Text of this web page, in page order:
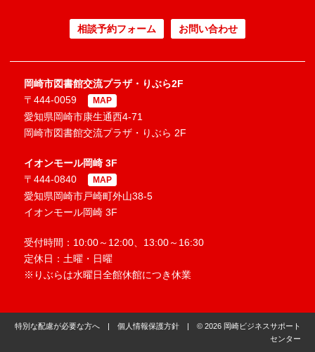
相談予約フォーム お問い合わせ
岡崎市図書館交流プラザ・りぶら2F
〒444-0059
MAP
愛知県岡崎市康生通西4-71
岡崎市図書館交流プラザ・りぶら 2F
イオンモール岡崎 3F
〒444-0840
MAP
愛知県岡崎市戸崎町外山38-5
イオンモール岡崎 3F
受付時間：10:00～12:00、13:00～16:30
定休日：土曜・日曜
※りぶらは水曜日全館休館につき休業
特別な配慮が必要な方へ | 個人情報保護方針 | © 2026 岡崎ビジネスサポート
センター